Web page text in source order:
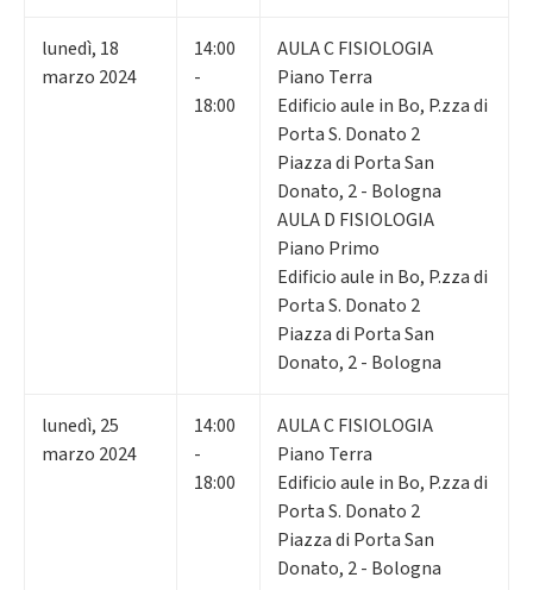
lunedì, 18
marzo 2024
14:00
-
18:00
AULA C FISIOLOGIA
Piano Terra
Edificio aule in Bo, P.zza di
Porta S. Donato 2
Piazza di Porta San
Donato, 2 - Bologna
AULA D FISIOLOGIA
Piano Primo
Edificio aule in Bo, P.zza di
Porta S. Donato 2
Piazza di Porta San
Donato, 2 - Bologna
lunedì, 25
marzo 2024
14:00
-
18:00
AULA C FISIOLOGIA
Piano Terra
Edificio aule in Bo, P.zza di
Porta S. Donato 2
Piazza di Porta San
Donato, 2 - Bologna